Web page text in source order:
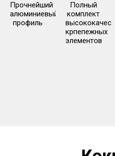
Прочнейший
алюминиевый
профиль
Полный
комплект
крпепежных
элементов